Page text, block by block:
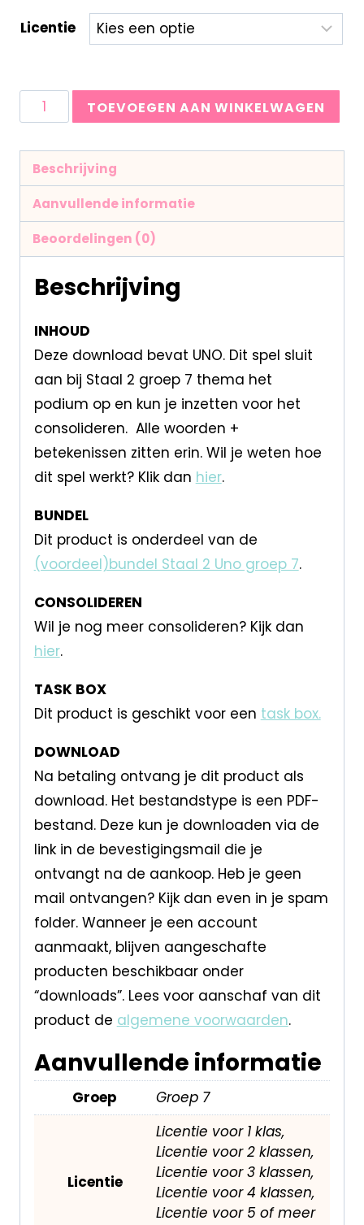
Licentie
TOEVOEGEN AAN WINKELWAGEN
Beschrijving
Aanvullende informatie
Beoordelingen (0)
Beschrijving
INHOUD
Deze download bevat UNO. Dit spel sluit
aan bij Staal 2 groep 7 thema het
podium op en kun je inzetten voor het
consolideren. Alle woorden +
betekenissen zitten erin. Wil je weten hoe
dit spel werkt? Klik dan hier.
BUNDEL
Dit product is onderdeel van de
(voordeel)bundel Staal 2 Uno groep 7.
CONSOLIDEREN
Wil je nog meer consolideren? Kijk dan
hier.
TASK BOX
Dit product is geschikt voor een task box.
DOWNLOAD
Na betaling ontvang je dit product als
download. Het bestandstype is een PDF-
bestand. Deze kun je downloaden via de
link in de bevestigingsmail die je
ontvangt na de aankoop. Heb je geen
mail ontvangen? Kijk dan even in je spam
folder. Wanneer je een account
aanmaakt, blijven aangeschafte
producten beschikbaar onder
“downloads”. Lees voor aanschaf van dit
product de algemene voorwaarden.
Aanvullende informatie
Groep Groep 7
Licentie
Licentie voor 1 klas,
Licentie voor 2 klassen,
Licentie voor 3 klassen,
Licentie voor 4 klassen,
Licentie voor 5 of meer